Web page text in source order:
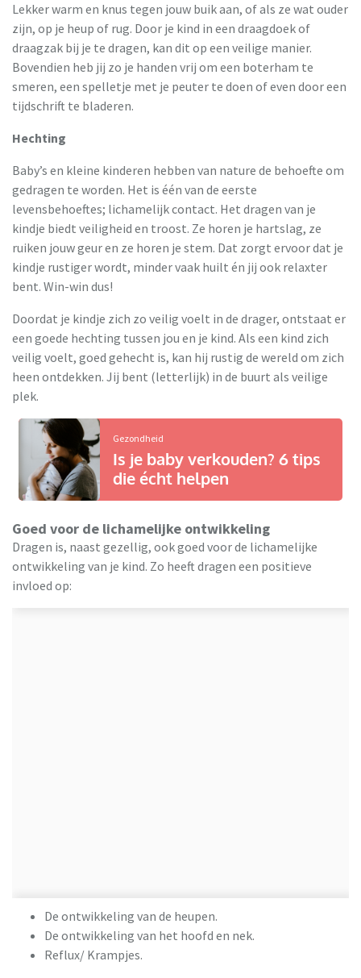
Lekker warm en knus tegen jouw buik aan, of als ze wat ouder
zijn, op je heup of rug. Door je kind in een draagdoek of
draagzak bij je te dragen, kan dit op een veilige manier.
Bovendien heb jij zo je handen vrij om een boterham te
smeren, een spelletje met je peuter te doen of even door een
tijdschrift te bladeren.
Hechting
Baby’s en kleine kinderen hebben van nature de behoefte om
gedragen te worden. Het is één van de eerste
levensbehoeftes; lichamelijk contact. Het dragen van je
kindje biedt veiligheid en troost. Ze horen je hartslag, ze
ruiken jouw geur en ze horen je stem. Dat zorgt ervoor dat je
kindje rustiger wordt, minder vaak huilt én jij ook relaxter
bent. Win-win dus!
Doordat je kindje zich zo veilig voelt in de drager, ontstaat er
een goede hechting tussen jou en je kind. Als een kind zich
veilig voelt, goed gehecht is, kan hij rustig de wereld om zich
heen ontdekken. Jij bent (letterlijk) in de buurt als veilige
plek.
Gezondheid
Is je baby verkouden? 6 tips
die écht helpen
Goed voor de lichamelijke ontwikkeling
Dragen is, naast gezellig, ook goed voor de lichamelijke
ontwikkeling van je kind. Zo heeft dragen een positieve
invloed op:
De ontwikkeling van de heupen.
De ontwikkeling van het hoofd en nek.
Reflux/ Krampjes.